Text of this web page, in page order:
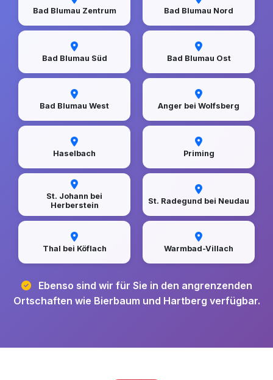
Bad Blumau Zentrum Bad Blumau Nord
Bad Blumau Süd Bad Blumau Ost
Bad Blumau West Anger bei Wolfsberg
Haselbach Priming
St. Johann bei
Herberstein
St. Radegund bei Neudau
Thal bei Köflach Warmbad-Villach
Ebenso sind wir für Sie in den angrenzenden
Ortschaften wie Bierbaum und Hartberg verfügbar.